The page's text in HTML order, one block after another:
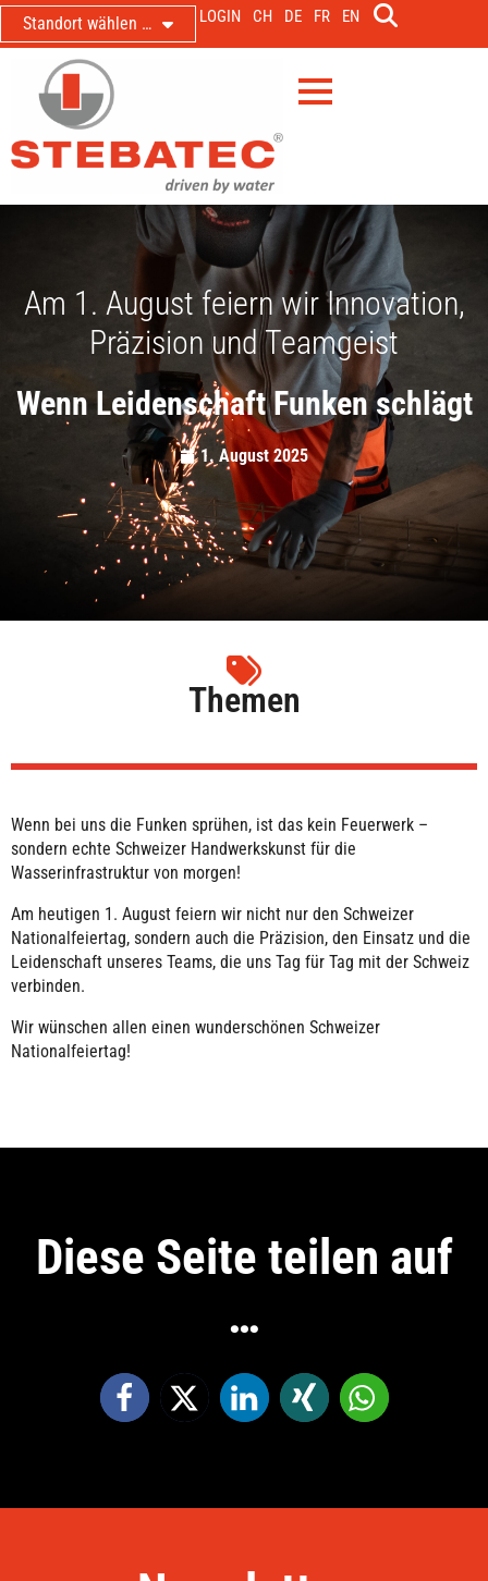
Standort wählen … LOGIN CH DE FR EN
Am 1. August feiern wir Innovation,
Präzision und Teamgeist
Wenn Leidenschaft Funken schlägt
1. August 2025
Themen
Wenn bei uns die Funken sprühen, ist das kein Feuerwerk –
sondern echte Schweizer Handwerkskunst für die
Wasserinfrastruktur von morgen!
Am heutigen 1. August feiern wir nicht nur den Schweizer
Nationalfeiertag, sondern auch die Präzision, den Einsatz und die
Leidenschaft unseres Teams, die uns Tag für Tag mit der Schweiz
verbinden.
Wir wünschen allen einen wunderschönen Schweizer
Nationalfeiertag!
Diese Seite teilen auf
…